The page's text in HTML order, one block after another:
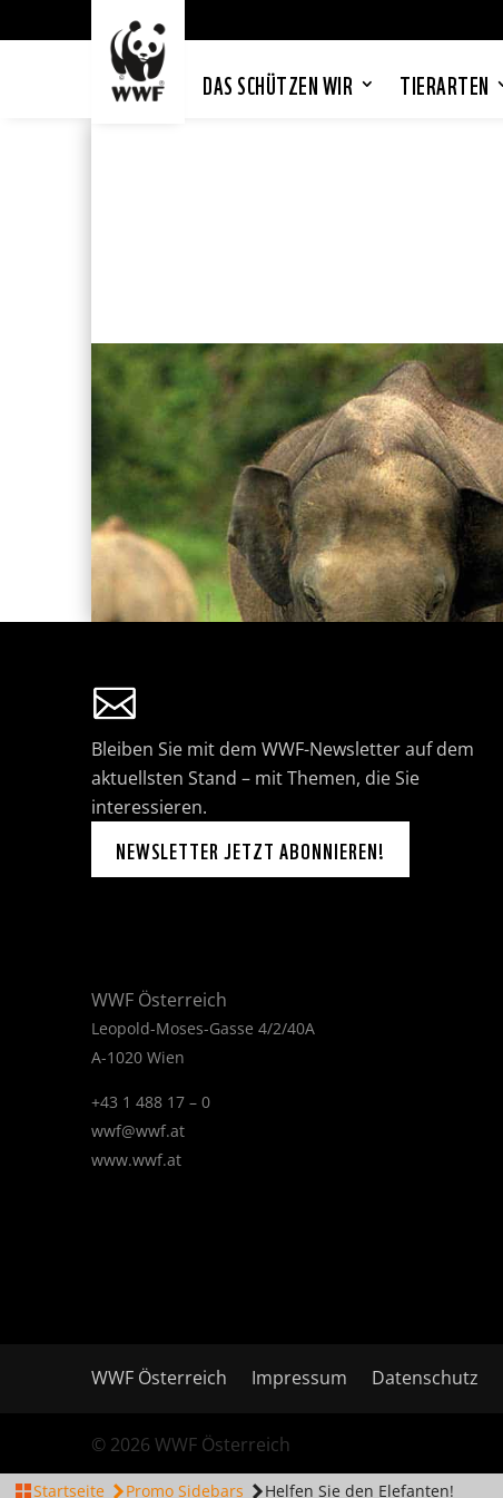
DAS SCHÜTZEN WIR TIERARTEN
Bleiben Sie mit dem WWF-Newsletter auf dem
aktuellsten Stand – mit Themen, die Sie
interessieren.
NEWSLETTER JETZT ABONNIEREN!
WWF Österreich
Leopold-Moses-Gasse 4/2/40A
A-1020 Wien
+43 1 488 17 – 0
wwf@wwf.at
www.wwf.at
WWF Österreich Impressum Datenschutz
© 2026 WWF Österreich
Startseite Promo Sidebars Helfen Sie den Elefanten!